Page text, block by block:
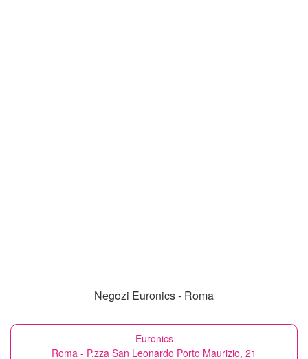
Negozi Euronics - Roma
Euronics
Roma - P.zza San Leonardo Porto Maurizio, 21